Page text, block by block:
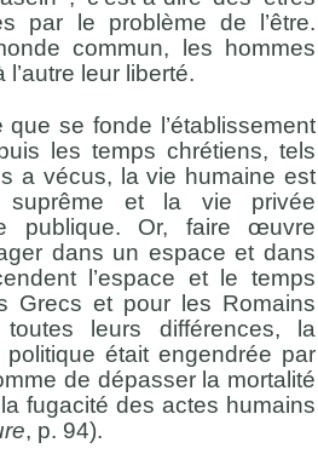
par le problème de l’être.
commun, les hommes
l’autre leur liberté.
que se fonde l’établissement
les temps chrétiens, tels
a vécus, la vie humaine est
suprême et la vie privée
publique. Or, faire œuvre
dans un espace et dans
l’espace et le temps
Grecs et pour les Romains
leurs différences, la
politique était engendrée par
de dépasser la mortalité
fugacité des actes humains
, p. 94).